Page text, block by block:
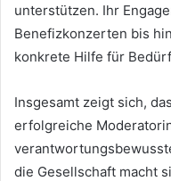
unterstützen. Ihr
Benefizkonzerten bis
konkrete Hilfe für
Insgesamt zeigt sich,
erfolgreiche
die Gesellschaft macht